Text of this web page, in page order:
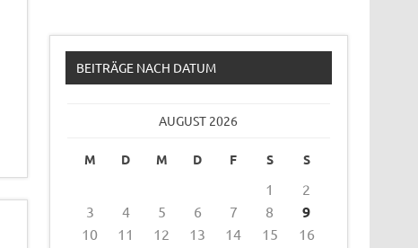
BEITRÄGE NACH DATUM
AUGUST 2026
M D M D F S S
1
2
3
4 5 6 7 8 9
10 11 12 13 14 15
16